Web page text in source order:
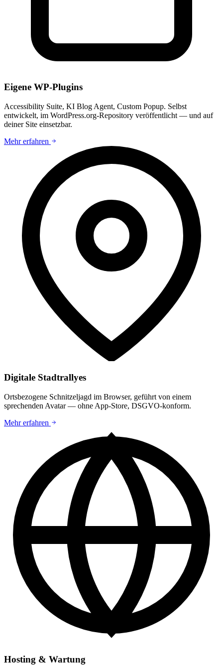
Eigene WP-Plugins
Accessibility Suite, KI Blog Agent, Custom Popup. Selbst
entwickelt, im WordPress.org-Repository veröffentlicht — und auf
deiner Site einsetzbar.
Mehr erfahren
Digitale Stadtrallyes
Ortsbezogene Schnitzeljagd im Browser, geführt von einem
sprechenden Avatar — ohne App-Store, DSGVO-konform.
Mehr erfahren
Hosting & Wartung